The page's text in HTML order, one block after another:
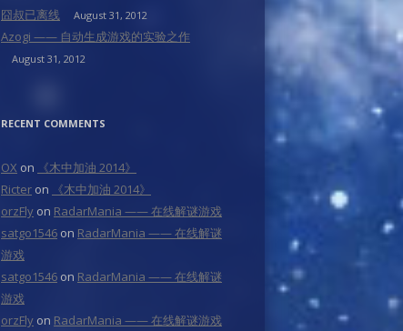
囧叔已离线 August 31, 2012
Azogi —— 自动生成游戏的实验之作
August 31, 2012
RECENT COMMENTS
OX on
《木中加油 2014》
Ricter on
《木中加油 2014》
orzFly on RadarMania —— 在线解谜游戏
satgo1546 on RadarMania —— 在线解谜
游戏
satgo1546 on RadarMania —— 在线解谜
游戏
orzFly on RadarMania —— 在线解谜游戏